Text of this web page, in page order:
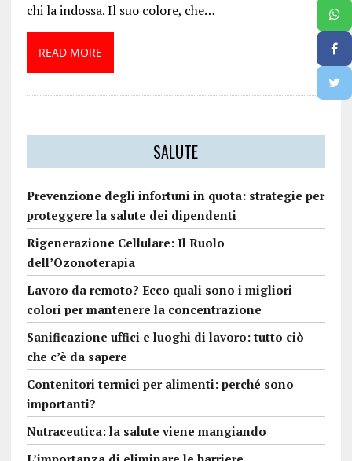
chi la indossa. Il suo colore, che…
READ MORE
SALUTE
Prevenzione degli infortuni in quota: strategie per
proteggere la salute dei dipendenti
Rigenerazione Cellulare: Il Ruolo
dell’Ozonoterapia
Lavoro da remoto? Ecco quali sono i migliori
colori per mantenere la concentrazione
Sanificazione uffici e luoghi di lavoro: tutto ciò
che c’è da sapere
Contenitori termici per alimenti: perché sono
importanti?
Nutraceutica: la salute viene mangiando